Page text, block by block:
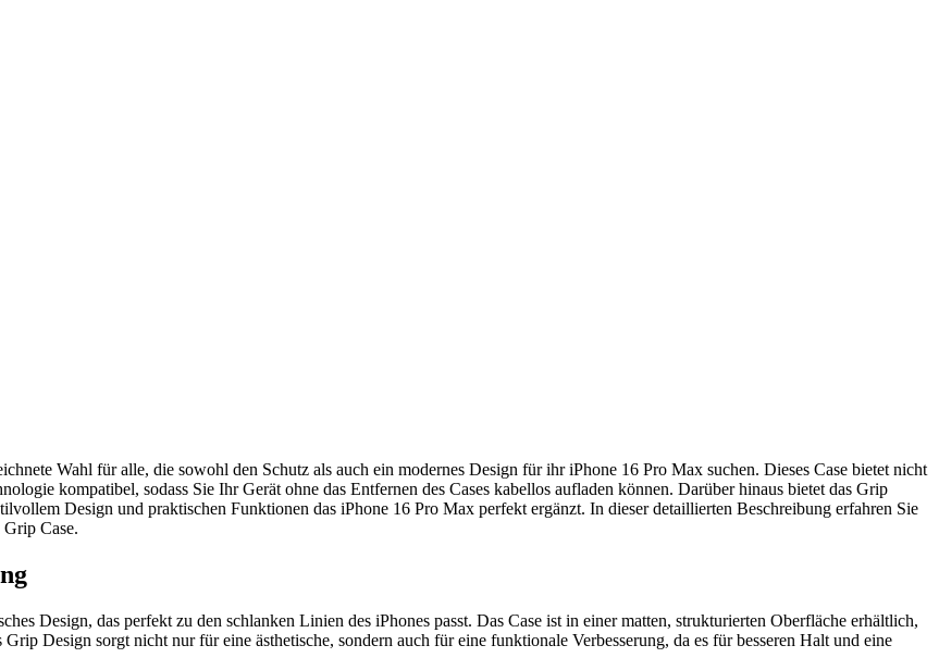
Wahl für alle, die sowohl den Schutz als auch ein modernes Design für ihr iPhone 16 Pro Max suchen. Dieses Case bietet nicht
kompatibel, sodass Sie Ihr Gerät ohne das Entfernen des Cases kabellos aufladen können. Darüber hinaus bietet das Grip
Design und praktischen Funktionen das iPhone 16 Pro Max perfekt ergänzt. In dieser detaillierten Beschreibung erfahren Sie
Case.
Design, das perfekt zu den schlanken Linien des iPhones passt. Das Case ist in einer matten, strukturierten Oberfläche erhältlich,
Design sorgt nicht nur für eine ästhetische, sondern auch für eine funktionale Verbesserung, da es für besseren Halt und eine